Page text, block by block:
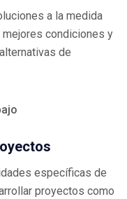
a la medida
condiciones y
de
específicas de
proyectos como